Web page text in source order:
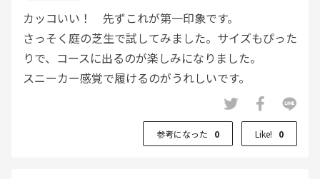
カッコいい！ 先ずこれが第一印象です。
さっそく庭の芝生で試してみました。サイズもぴった
りで、コースに出るのが楽しみになりました。
スニーカー感覚で履けるのがうれしいです。
参考になった 0 Like! 0